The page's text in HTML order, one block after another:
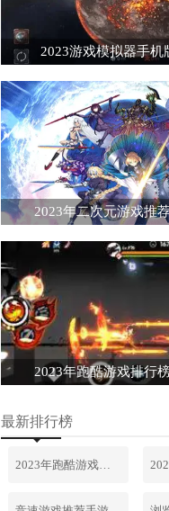
2023游戏模拟器手机
2023年二次元游戏推
2023年跑酷游戏排行
最新排行榜
2023年跑酷游戏排行榜前十名合集